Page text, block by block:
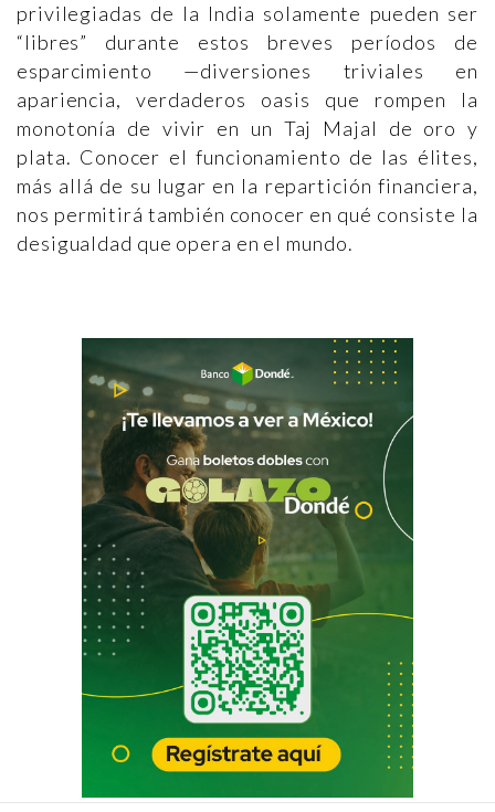
privilegiadas de la India solamente pueden ser
“libres” durante estos breves períodos de
esparcimiento —diversiones triviales en
apariencia, verdaderos oasis que rompen la
monotonía de vivir en un Taj Majal de oro y
plata. Conocer el funcionamiento de las élites,
más allá de su lugar en la repartición financiera,
nos permitirá también conocer en qué consiste la
desigualdad que opera en el mundo.